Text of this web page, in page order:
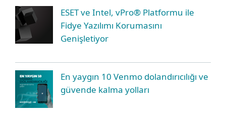
ESET ve Intel, vPro® Platformu ile
Fidye Yazılımı Korumasını
Genişletiyor
En yaygın 10 Venmo dolandırıcılığı ve
güvende kalma yolları